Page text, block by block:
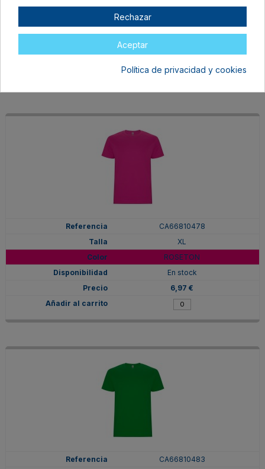
XL
6,97 €
CA66810478
XL
ROSETON
En stock
6,97 €
CA66810483
Rechazar
Aceptar
Política de privacidad y cookies